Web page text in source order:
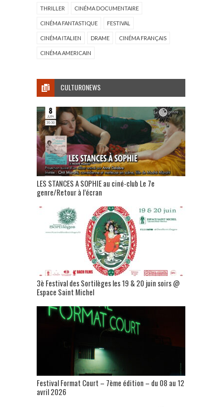
THRILLER CINÉMA DOCUMENTAIRE
CINÉMA FANTASTIQUE FESTIVAL
CINÉMA ITALIEN DRAME CINÉMA FRANÇAIS
CINÉMA AMERICAIN
CULTURONEWS
LES STANCES A SOPHIE au ciné-club Le 7e
genre/Retour à l’écran
3è Festival des Sortilèges les 19 & 20 juin soirs @
Espace Saint Michel
Festival Format Court – 7ème édition – du 08 au 12
avril 2026